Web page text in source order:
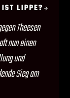
LIPPE?
Theesen
nun einen
und
Sieg am